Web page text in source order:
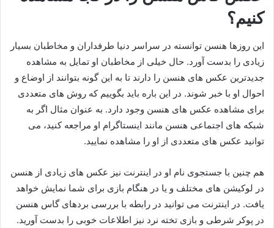
کنیم؟
این روزها هنسن توانسته در سراسر دنیا طرفداران و مخاطبان بسیار
زیادی را بدست آورد. حال خیلی از مخاطبان او تمایل به مشاهده
جدیدترین عکس های هنسن را دارند تا به این گونه بتوانند از اوضاع و
احوال او با خبر شوند. در این باره باید بگوییم که روش های متعددی
برای مشاهده عکس های هنسن وجود دارد. به عنوان مثال اگر به
شبکه‌ های اجتماعی هنسن مانند اینستاگرام او مراجعه کنید، می‌
توانید عکس‌ های متعددی از او را مشاهده نمایید.
هم چنین با جستجوی نام او در اینترنت نیز عکس های زیادی از هنسن
در لوکیشن‌ های مختلف و یا در هنگام بازی برای شما نمایش خواهد
یافت. در اینترنت می توانید در رابطه با بررسی بردهای گاس هنسن
در پوکر شرطی و بازی تخته نرد نیز اطلاعات خوبی را بدست آورید.